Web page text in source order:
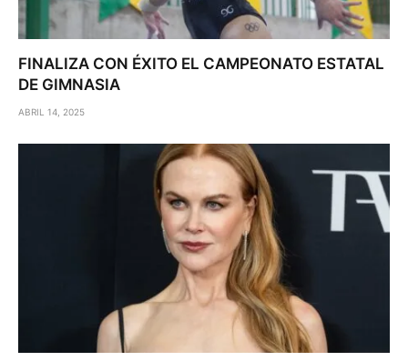
FINALIZA CON ÉXITO EL CAMPEONATO ESTATAL
DE GIMNASIA
ABRIL 14, 2025